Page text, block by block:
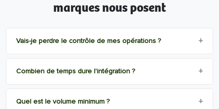
marques nous posent
Vais-je perdre le contrôle de mes opérations ? +
Combien de temps dure l'intégration ? +
Quel est le volume minimum ? +